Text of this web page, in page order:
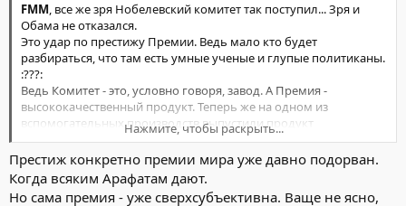
FMM, все же зря Нобелевский комитет так поступил... Зря и
Обама не отказался.
Это удар по престижу Премии. Ведь мало кто будет
разбираться, что там есть умные ученые и глупые политиканы.
:???:
Ведь Комитет - это, условно говоря, завод. А Премия -
высококачественный продукт. Теперь же на одном из
вспомогательных производств выпустили продукт
сомнительного качества, но под известным брендом. Что
теперь будет? Ничего кардинального, но престиж бренда уже
не будет выглядеть столь бесспорным.
Скажи мне, в чем я здесь не прав.
Нажмите, чтобы раскрыть...
Престиж конкретно премии мира уже давно подорван.
Когда всяким Арафатам дают.
Но сама премия - уже сверхсубъективна. Ваще не ясно,